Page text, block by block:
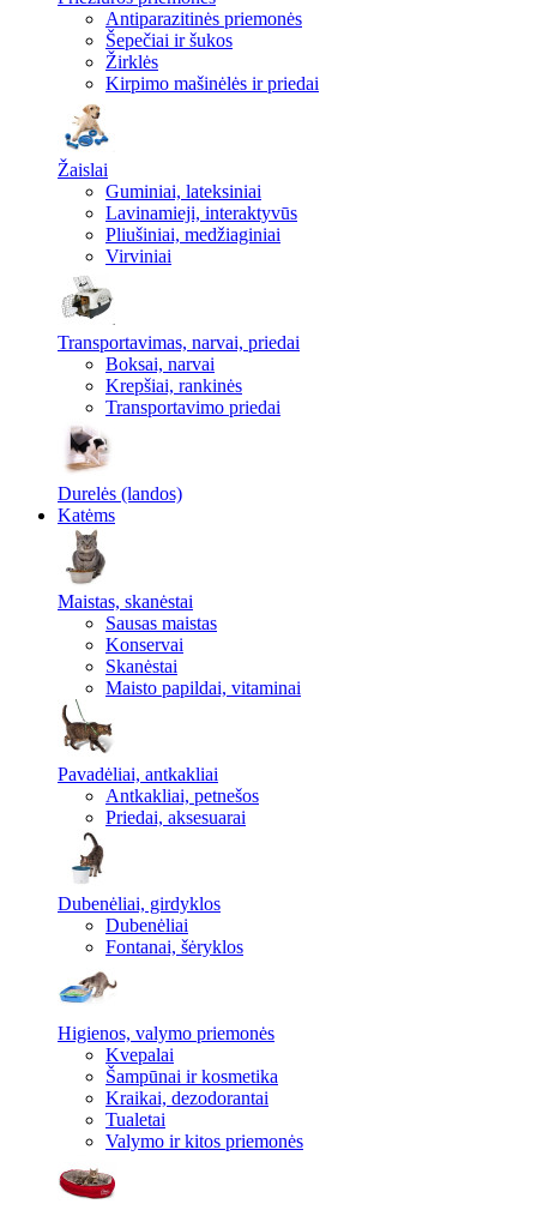
Antiparazitinės priemonės
Šepečiai ir šukos
Žirklės
Kirpimo mašinėlės ir priedai
Žaislai
Guminiai, lateksiniai
Lavinamieji, interaktyvūs
Pliušiniai, medžiaginiai
Virviniai
Transportavimas, narvai, priedai
Boksai, narvai
Krepšiai, rankinės
Transportavimo priedai
Durelės (landos)
Katėms
Maistas, skanėstai
Sausas maistas
Konservai
Skanėstai
Maisto papildai, vitaminai
Pavadėliai, antkakliai
Antkakliai, petnešos
Priedai, aksesuarai
Dubenėliai, girdyklos
Dubenėliai
Fontanai, šėryklos
Higienos, valymo priemonės
Kvepalai
Šampūnai ir kosmetika
Kraikai, dezodorantai
Tualetai
Valymo ir kitos priemonės